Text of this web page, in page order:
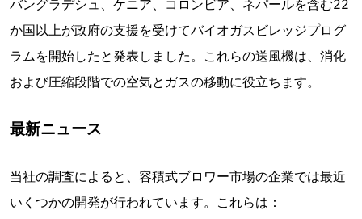
バングラデシュ、ケニア、コロンビア、ネパールを含む22
か国以上が政府の支援を受けてバイオガスビレッジプログ
ラムを開始したと発表しました。これらの送風機は、消化
および圧縮段階での空気とガスの移動に役立ちます。
最新ニュース
当社の調査によると、容積式ブロワー市場の企業では最近
いくつかの開発が行われています。これらは：